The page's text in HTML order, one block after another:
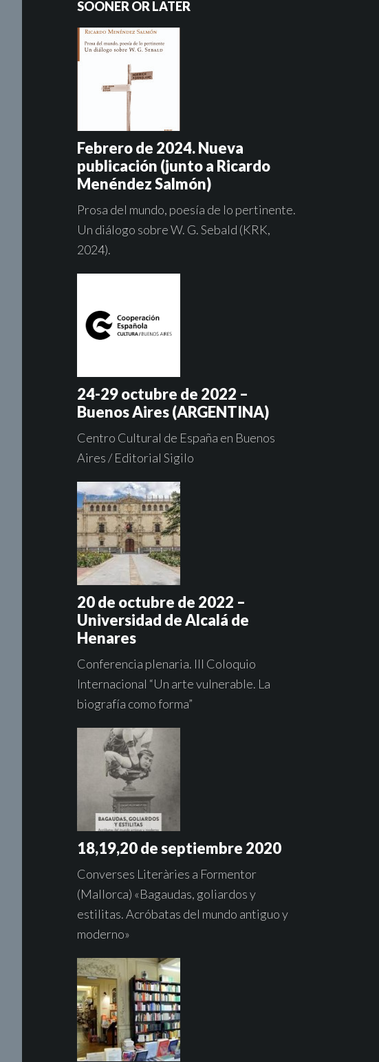
SOONER OR LATER
Febrero de 2024. Nueva
publicación (junto a Ricardo
Menéndez Salmón)
Prosa del mundo, poesía de lo pertinente.
Un diálogo sobre W. G. Sebald (KRK,
2024).
24-29 octubre de 2022 –
Buenos Aires (ARGENTINA)
Centro Cultural de España en Buenos
Aires / Editorial Sigilo
20 de octubre de 2022 –
Universidad de Alcalá de
Henares
Conferencia plenaria. III Coloquio
Internacional “Un arte vulnerable. La
biografía como forma”
18,19,20 de septiembre 2020
Converses Literàries a Formentor
(Mallorca) «Bagaudas, goliardos y
estilitas. Acróbatas del mundo antiguo y
moderno»